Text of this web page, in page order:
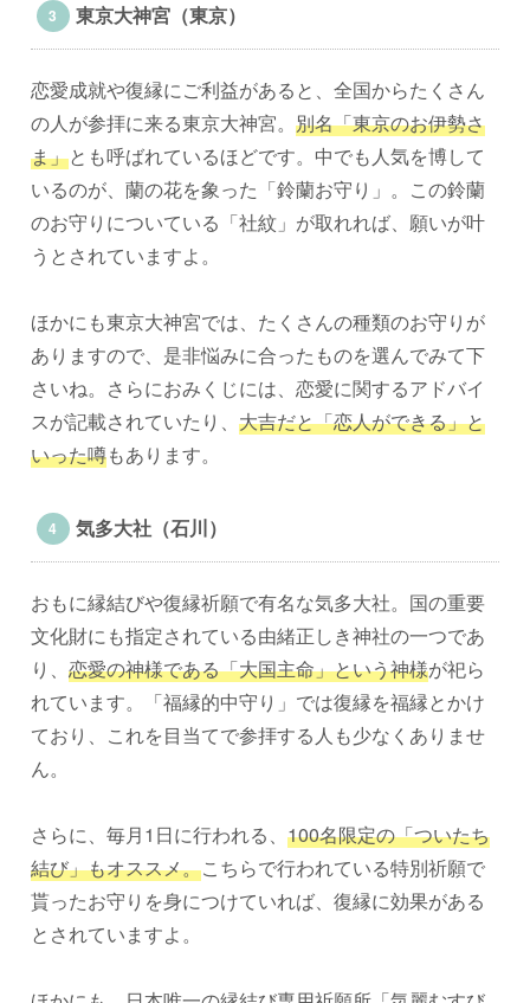
東京大神宮（東京）
恋愛成就や復縁にご利益があると、全国からたくさん
の人が参拝に来る東京大神宮。 別名「東京のお伊勢さ
ま」とも呼ばれているほどです。中でも人気を博して
いるのが、蘭の花を象った「鈴蘭お守り」。この鈴蘭
のお守りについている「社紋」が取れれば、願いが叶
うとされていますよ。
ほかにも東京大神宮では、たくさんの種類のお守りが
ありますので、是非悩みに合ったものを選んでみて下
さいね。さらにおみくじには、恋愛に関するアドバイ
スが記載されていたり、 大吉だと「恋人ができる」と
いった噂もあります。
気多大社（石川）
おもに縁結びや復縁祈願で有名な気多大社。国の重要
文化財にも指定されている由緒正しき神社の一つであ
り、 恋愛の神様である「大国主命」という神様が祀ら
れています。「福縁的中守り」では復縁を福縁とかけ
ており、これを目当てで参拝する人も少なくありませ
ん。
さらに、毎月1日に行われる、 100名限定の「ついたち
結び」もオススメ。こちらで行われている特別祈願で
貰ったお守りを身につけていれば、復縁に効果がある
とされていますよ。